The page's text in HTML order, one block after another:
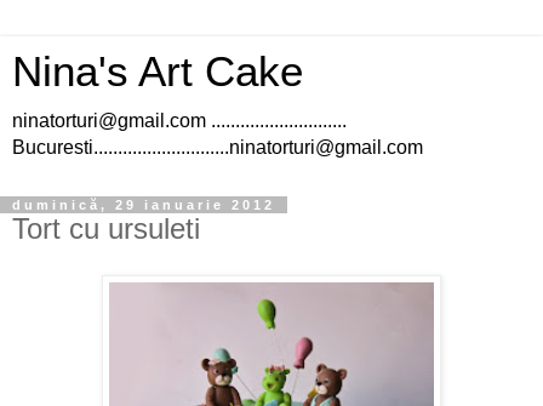
Nina's Art Cake
ninatorturi@gmail.com ............................
Bucuresti............................ninatorturi@gmail.com
duminică, 29 ianuarie 2012
Tort cu ursuleti